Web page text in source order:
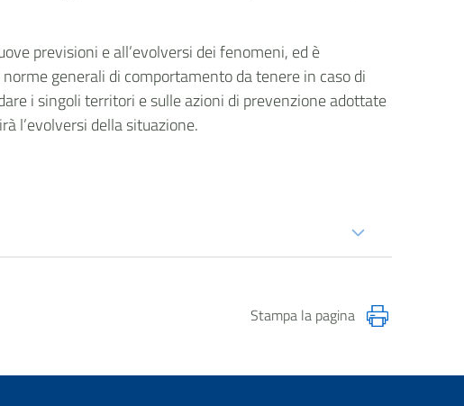
previsioni e all’evolversi dei fenomeni, ed è
generali di comportamento da tenere in caso di
i singoli territori e sulle azioni di prevenzione adottate
l’evolversi della situazione.
Stampa la pagina